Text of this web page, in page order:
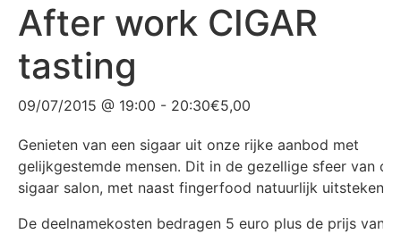
After work CIGAR
tasting
09/07/2015 @ 19:00 - 20:30€5,00
Genieten van een sigaar uit onze rijke aanbod met
gelijkgestemde mensen. Dit in de gezellige sfeer van
sigaar salon, met naast fingerfood natuurlijk uitstekend
De deelnamekosten bedragen 5 euro plus de prijs van